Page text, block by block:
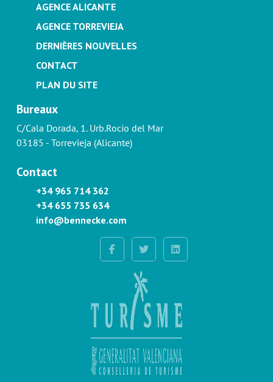
AGENCE ALICANTE
AGENCE TORREVIEJA
DERNIÈRES NOUVELLES
CONTACT
PLAN DU SITE
Bureaux
C/Cala Dorada, 1. Urb.Rocío del Mar
03185 - Torrevieja (Alicante)
Contact
+34 965 714 362
+34 655 735 634
info@bennecke.com